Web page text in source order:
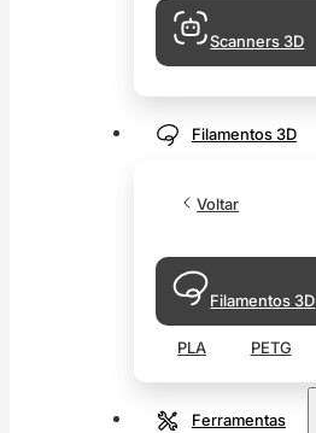
Scanners 3D
Filamentos 3D
Voltar
Filamentos 3D
PLA PETG
Ferramentas